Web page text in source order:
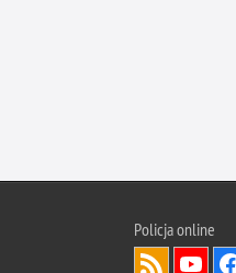
Policjaonline